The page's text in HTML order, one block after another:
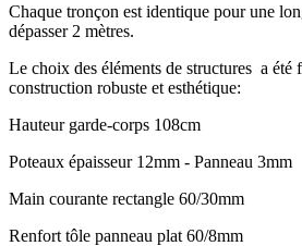
Chaque tronçon est identique pour une
dépasser 2 mètres.
Le choix des éléments de structures a été
construction robuste et esthétique:
Hauteur garde-corps 108cm
Poteaux épaisseur 12mm - Panneau 3mm
Main courante rectangle 60/30mm
Renfort tôle panneau plat 60/8mm